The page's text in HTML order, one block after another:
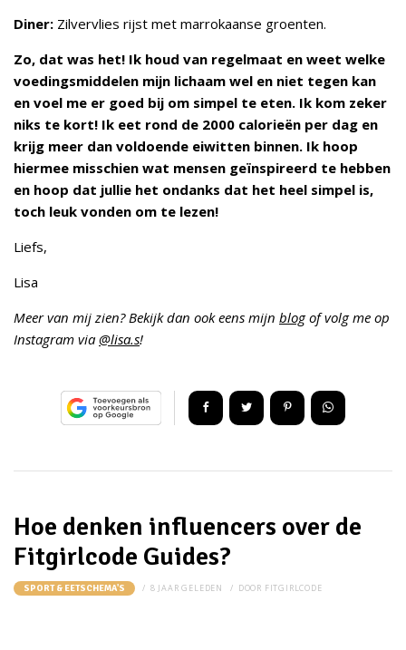
Diner: Zilvervlies rijst met marrokaanse groenten.
Zo, dat was het! Ik houd van regelmaat en weet welke
voedingsmiddelen mijn lichaam wel en niet tegen kan
en voel me er goed bij om simpel te eten. Ik kom zeker
niks te kort! Ik eet rond de 2000 calorieën per dag en
krijg meer dan voldoende eiwitten binnen. Ik hoop
hiermee misschien wat mensen geïnspireerd te hebben
en hoop dat jullie het ondanks dat het heel simpel is,
toch leuk vonden om te lezen!
Liefs,
Lisa
Meer van mij zien? Bekijk dan ook eens mijn blogof volg me op
Instagram via @lisa.s!
Hoe denken influencers over de
Fitgirlcode Guides?
SPORT & EETSCHEMA'S 8 JAAR GELEDEN DOOR FITGIRLCODE